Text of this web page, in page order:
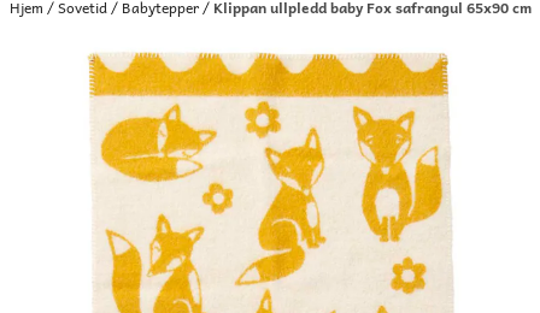
Hjem /Sovetid/ Babytepper/ Klippan ullpledd baby Fox safrangul 65x90 cm